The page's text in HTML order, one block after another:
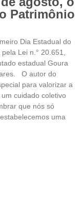
Patrimônio
Dia Estadual do
Lei n.° 20.651,
estadual Goura
O autor do
para valorizar a
cuidado coletivo
que nós só
uma